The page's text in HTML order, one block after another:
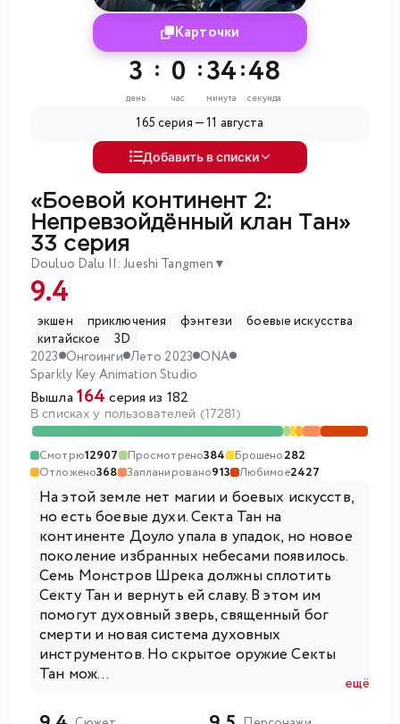
Карточки
3
день
: 0
час
:34
минута
:46
секунда
165 серия — 11 августа
Добавить в списки
«Боевой континент 2:
Непревзойдённый клан Тан»
33 серия
Douluo Dalu II: Jueshi Tangmen ▼
9.4
экшен приключения фэнтези
боевые искусства
китайское
3D
2023 Онгоинги Лето 2023 ONA
Sparkly Key Animation Studio
Вышла 164 серия из 182
В списках у пользователей (17281)
Смотрю12907 Просмотрено384 Брошено282
Отложено368 Запланировано913 Любимое2427
На этой земле нет магии и боевых искусств,
но есть боевые духи. Секта Тан на
континенте Доуло упала в упадок, но новое
поколение избранных небесами появилось.
Семь Монстров Шрека должны сплотить
Секту Тан и вернуть ей славу. В этом им
помогут духовный зверь, священный бог
смерти и новая система духовных
инструментов. Но скрытое оружие Секты
Тан мож...
ещё